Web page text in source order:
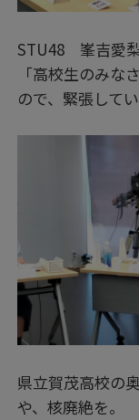
STU48 峯吉愛
「高校生のみ
ので、緊張して
県立賀茂高校の
や、核廃絶を。